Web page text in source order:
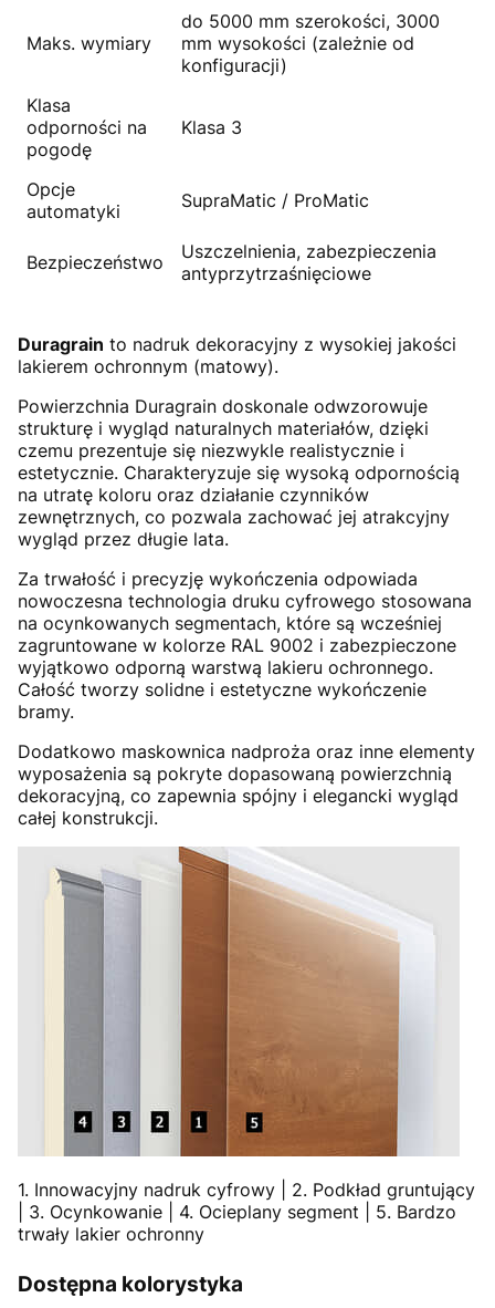
Maks. wymiary
do 5000 mm szerokości, 3000
mm wysokości (zależnie od
konfiguracji)
Klasa
odporności na
pogodę
Klasa 3
Opcje
automatyki
SupraMatic / ProMatic
Bezpieczeństwo
Uszczelnienia, zabezpieczenia
antyprzytrzaśnięciowe
Duragrain to nadruk dekoracyjny z wysokiej jakości
lakierem ochronnym (matowy).
Powierzchnia Duragrain doskonale odwzorowuje
strukturę i wygląd naturalnych materiałów, dzięki
czemu prezentuje się niezwykle realistycznie i
estetycznie. Charakteryzuje się wysoką odpornością
na utratę koloru oraz działanie czynników
zewnętrznych, co pozwala zachować jej atrakcyjny
wygląd przez długie lata.
Za trwałość i precyzję wykończenia odpowiada
nowoczesna technologia druku cyfrowego stosowana
na ocynkowanych segmentach, które są wcześniej
zagruntowane w kolorze RAL 9002 i zabezpieczone
wyjątkowo odporną warstwą lakieru ochronnego.
Całość tworzy solidne i estetyczne wykończenie
bramy.
Dodatkowo maskownica nadproża oraz inne elementy
wyposażenia są pokryte dopasowaną powierzchnią
dekoracyjną, co zapewnia spójny i elegancki wygląd
całej konstrukcji.
1. Innowacyjny nadruk cyfrowy | 2. Podkład gruntujący
| 3. Ocynkowanie | 4. Ocieplany segment | 5. Bardzo
trwały lakier ochronny
Dostępna kolorystyka